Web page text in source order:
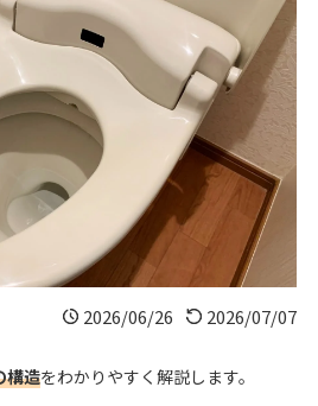
2026/06/26 2026/07/07
構造をわかりやすく解説します。